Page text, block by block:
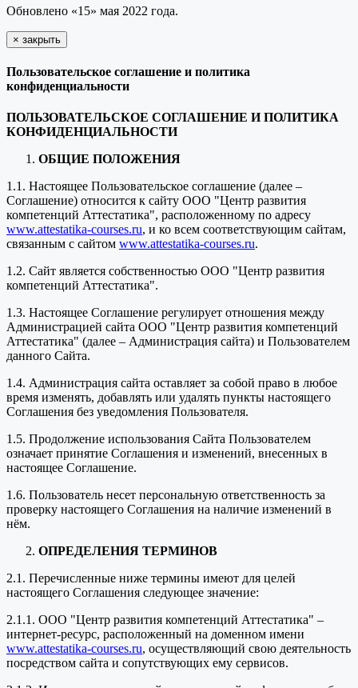
Обновлено «15» мая 2022 года.
× закрыть
Пользовательское соглашение и политика
конфиденциальности
ПОЛЬЗОВАТЕЛЬСКОЕ СОГЛАШЕНИЕ И ПОЛИТИКА
КОНФИДЕНЦИАЛЬНОСТИ
ОБЩИЕ ПОЛОЖЕНИЯ
1.1. Настоящее Пользовательское соглашение (далее –
Соглашение) относится к сайту ООО "Центр развития
компетенций Аттестатика", расположенному по адресу
www.attestatika-courses.ru, и ко всем соответствующим сайтам,
связанным с сайтом www.attestatika-courses.ru.
1.2. Сайт является собственностью ООО "Центр развития
компетенций Аттестатика".
1.3. Настоящее Соглашение регулирует отношения между
Администрацией сайта ООО "Центр развития компетенций
Аттестатика" (далее – Администрация сайта) и Пользователем
данного Сайта.
1.4. Администрация сайта оставляет за собой право в любое
время изменять, добавлять или удалять пункты настоящего
Соглашения без уведомления Пользователя.
1.5. Продолжение использования Сайта Пользователем
означает принятие Соглашения и изменений, внесенных в
настоящее Соглашение.
1.6. Пользователь несет персональную ответственность за
проверку настоящего Соглашения на наличие изменений в
нём.
ОПРЕДЕЛЕНИЯ ТЕРМИНОВ
2.1. Перечисленные ниже термины имеют для целей
настоящего Соглашения следующее значение:
2.1.1. ООО "Центр развития компетенций Аттестатика" –
интернет-ресурс, расположенный на доменном имени
www.attestatika-courses.ru, осуществляющий свою деятельность
посредством сайта и сопутствующих ему сервисов.